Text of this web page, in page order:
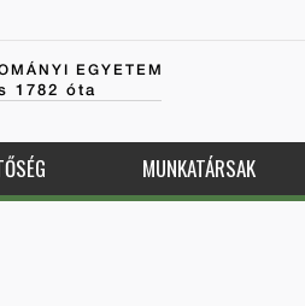
EGYETEM
1782 óta
MUNKATÁRSAK